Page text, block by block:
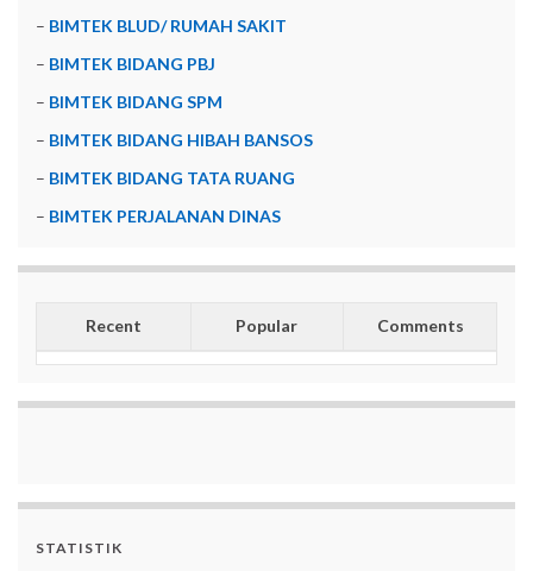
– BIMTEK BLUD/ RUMAH SAKIT
– BIMTEK BIDANG PBJ
– BIMTEK BIDANG SPM
– BIMTEK BIDANG HIBAH BANSOS
– BIMTEK BIDANG TATA RUANG
– BIMTEK PERJALANAN DINAS
Recent Popular Comments
STATISTIK